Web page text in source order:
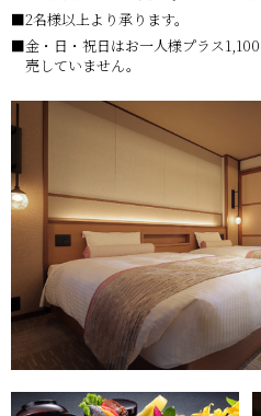
2名様以上より承ります。
金・日・祝日はお一人様プラス
売していません。